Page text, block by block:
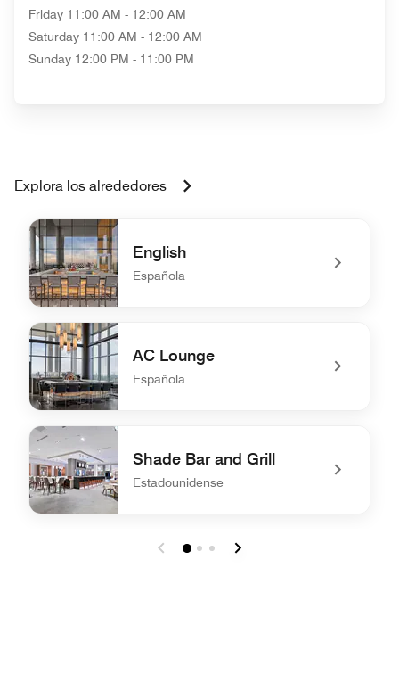
Friday 11:00 AM - 12:00 AM
Saturday 11:00 AM - 12:00 AM
Sunday 12:00 PM - 11:00 PM
Explora los alrededores
English
Española
undefined English
AC Lounge
Española
undefined AC Lounge
Shade Bar and Grill
Estadounidense